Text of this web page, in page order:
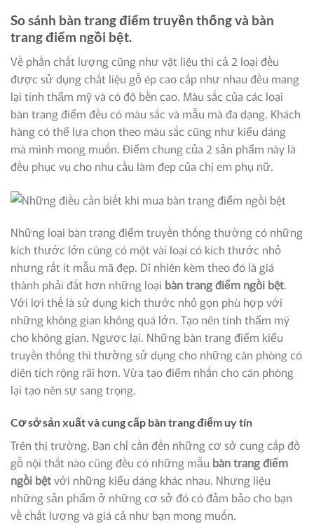
So sánh bàn trang điểm truyền thống và bàn
trang điểm ngồi bệt.
Về phần chất lượng cũng như vật liệu thì cả 2 loại đều
được sử dụng chất liệu gỗ ép cao cấp như nhau đều mang
lại tính thẩm mỹ và có độ bền cao. Màu sắc của các loại
bàn trang điểm đều có màu sắc và mẫu mà đa dạng. Khách
hàng có thể lựa chọn theo màu sắc cũng như kiểu dáng
mà mình mong muốn. Điểm chung của 2 sản phẩm này là
đều phục vụ cho nhu cầu làm đẹp của chị em phụ nữ.
Những loại bàn trang điểm truyền thống thường có những
kích thước lớn cũng có một vài loại có kích thước nhỏ
nhưng rất ít mẫu mã đẹp. Dĩ nhiên kèm theo đó là giá
thành phải đắt hơn những loại bàn trang điểm ngồi bệt.
Với lợi thế là sử dụng kích thước nhỏ gọn phù hợp với
những không gian không quá lớn. Tạo nên tính thẩm mỹ
cho không gian. Ngược lại. Những bàn trang điểm kiểu
truyền thống thì thường sử dụng cho những căn phòng có
diện tích rộng rãi hơn. Vừa tạo điểm nhấn cho căn phòng
lại tạo nên sự sang trọng.
Cơ sở sản xuất và cung cấp bàn trang điểm uy tín
Trên thị trường. Bạn chỉ cần đến những cơ sở cung cấp đồ
gỗ nội thất nào cũng đều có những mẫu bàn trang điểm
ngồi bệtvới những kiểu dáng khác nhau. Nhưng liệu
những sản phẩm ở những cơ sở đó có đảm bảo cho bạn
về chất lượng và giá cả như bạn mong muốn.